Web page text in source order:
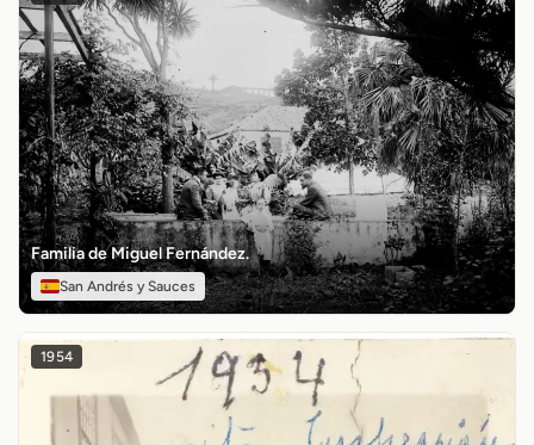
Familia de Miguel Fernández.
San Andrés y Sauces
1954